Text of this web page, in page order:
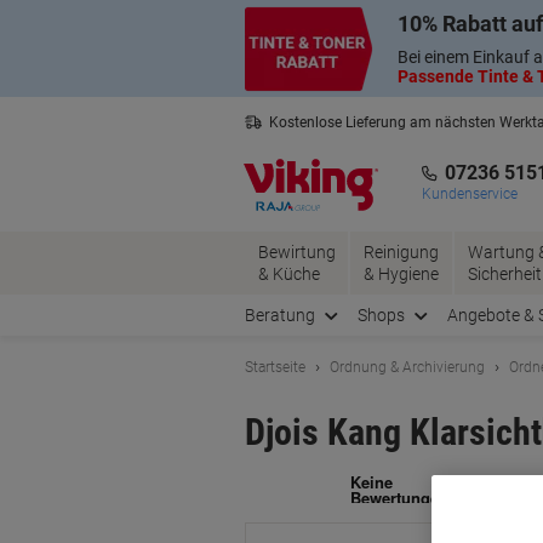
10% Rabatt
Bei einem Einkauf
Passende Tinte &
Kostenlose Lieferung am nächsten
07236
Kundenservice
Bewirtung
& Küche
Reinigung
& Hygiene
Wartung
Sicherheit
Beratung Shops Angebote &
Startseite Ordnung & Archivierung
Djois Kang